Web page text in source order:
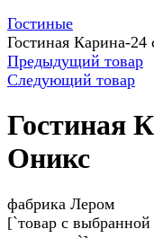
Гостиные
Гостиная Карина-
Предыдущий товар
Следующий товар
Гостиная
Оникс
фабрика Лером
[`товар с